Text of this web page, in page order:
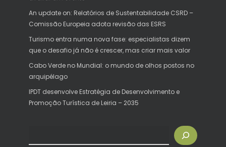
An update on: Relatórios de Sustentabilidade CSRD –
Comissão Europeia adota revisão das ESRS
Turismo entra numa nova fase: especialistas dizem
que o desafio já não é crescer, mas criar mais valor
Cabo Verde no Mundial: o mundo de olhos postos no
arquipélago
IPDT desenvolve Estratégia de Desenvolvimento e
Promoção Turística de Leiria – 2035